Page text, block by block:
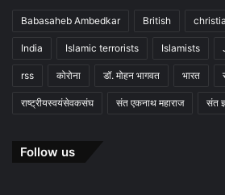
Babasaheb Ambedkar British
India Islamic terrorists Islamists
rss कोरोना डॉ. मोहन भागवत भारत
राष्ट्रीयस्वयंसेवकसंघ संत एकनाथ महाराज संत
Follow us